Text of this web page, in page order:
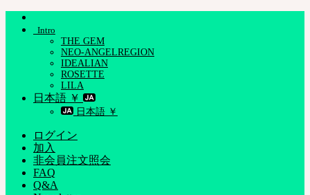
Skip
Intro
THE GEM
NEO-ANGELREGION
IDEALIAN
ROSETTE
LILA
日本語 ￥
日本語 ￥
ログイン
加入
非会員注文照会
FAQ
Q&A